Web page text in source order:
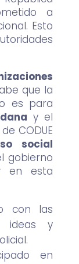
a
Esto
que la
es para
y el
CODUE
social
gobierno
en esta
con las
ideas y
en